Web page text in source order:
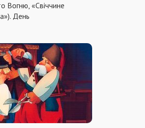
Вогню, «Свіччине
День